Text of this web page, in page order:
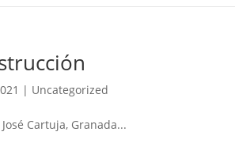
| Uncategorized
Cartuja, Granada...